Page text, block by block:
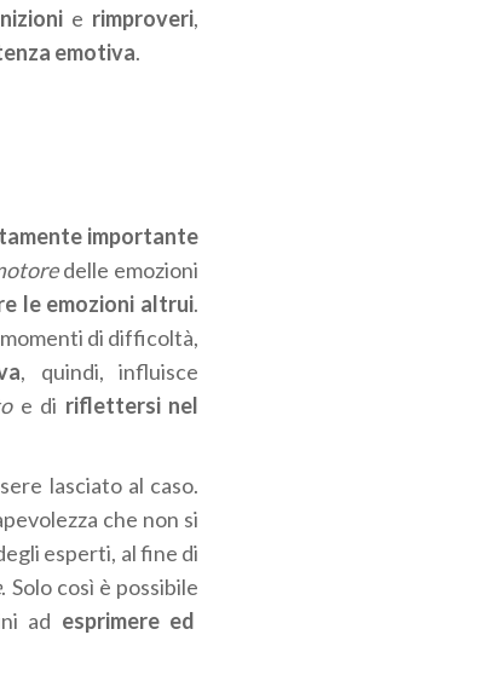
e rimproveri,
emotiva.
importante
delle emozioni
le emozioni altrui.
di difficoltà,
, quindi, influisce
e di riflettersi nel
lasciato al caso.
che non si
esperti, al fine di
. Solo così è possibile
ad esprimere ed